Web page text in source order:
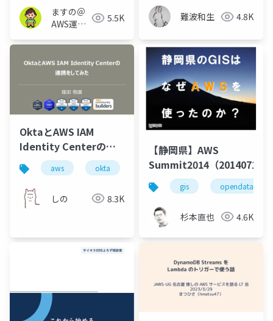
ますの＠
AWS運用
5.5K
PrivateLink.
難波和生 4.8K
OktaとAWS IAM
Identity Centerの連
携をしてみた
aws okta sso アイデンティティ管理
しの 8.3K
【静岡県】AWS
Summit2014（20140718）
gis opendata
杉本直也 4.6K